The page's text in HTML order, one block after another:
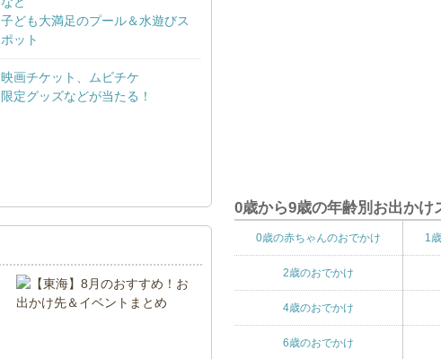
子ども大満足のプール＆水遊びス
ポット
映画チケット、ムビチケ
限定グッズなどが当たる！
0歳から9歳の年齢別お出かけ
0歳の赤ちゃんのおでかけ 1
2歳のおでかけ
4歳のおでかけ
6歳のおでかけ